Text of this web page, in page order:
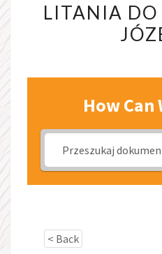
LITANIA DO
How Can
< Back